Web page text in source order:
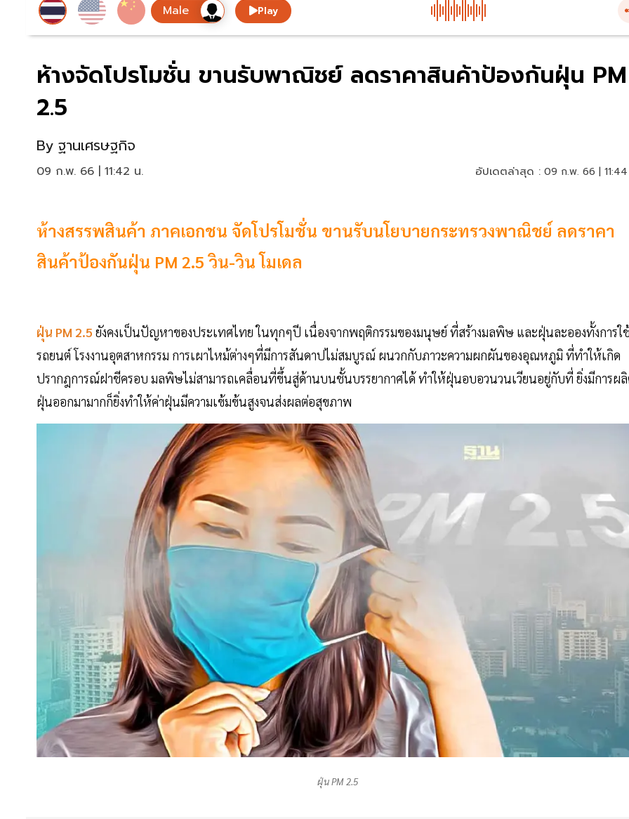
Play
ห้างจัดโปรโมชั่น ขานรับพาณิชย์ ลดราคาสินค้าป้องกันฝุ่น PM
2.5
By ฐานเศรษฐกิจ
09 ก.พ. 66 | 11:42 น. อัปเดตล่าสุด : 09 ก.พ. 66 |
ห้างสรรพสินค้า ภาคเอกชน จัดโปรโมชั่น ขานรับนโยบายกระทรวงพาณิชย์ ลดราคา
สินค้าป้องกันฝุ่น PM 2.5 วิน-วิน โมเดล
ฝุ่น PM 2.5 ยังคงเป็นปัญหาของประเทศไทย ในทุกๆปี เนื่องจากพฤติกรรมของมนุษย์ ที่สร้างมลพิษ และฝุ่นละอองทั้งการใ
รถยนต์ โรงงานอุตสาหกรรม การเผาไหม้ต่างๆที่มีการสันดาปไม่สมบูรณ์ ผนวกกับภาวะความผกผันของอุณหภูมิ ที่ทำให้เกิด
ปรากฎการณ์ฝาชีครอบ มลพิษไม่สามารถเคลื่อนที่ขึ้นสู่ด้านบนชั้นบรรยากาศได้ ทำให้ฝุ่นอบอวนวนเวียนอยู่กับที่ ยิ่งมีการผ
ฝุ่นออกมามากก็ยิ่งทำให้ค่าฝุ่นมีความเข้มข้นสูงจนส่งผลต่อสุขภาพ
ฝุ่น PM 2.5